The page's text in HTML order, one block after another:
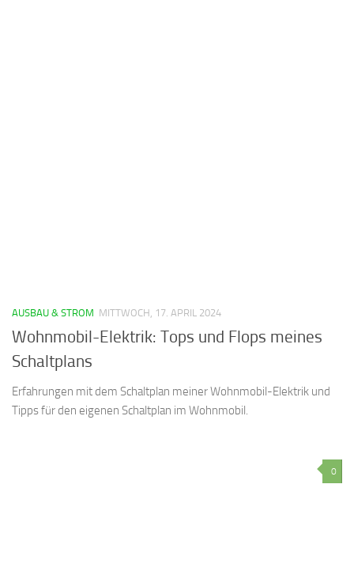
AUSBAU & STROM MITTWOCH, 17. APRIL 2024
Wohnmobil-Elektrik: Tops und Flops meines
Schaltplans
Erfahrungen mit dem Schaltplan meiner Wohnmobil-Elektrik und
Tipps für den eigenen Schaltplan im Wohnmobil.
0